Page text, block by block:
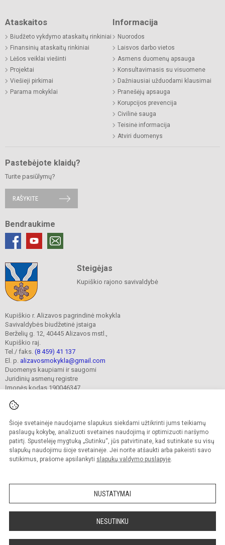
Šioje svetainėje naudojame slapukus siekdami užtikrinti jums teikiamų
paslaugų kokybę, analizuoti svetainės naudojimą ir optimizuoti naršymo
patirtį. Spustelėję mygtuką „Sutinku“, jūs patvirtinate, kad sutinkate su visų
slapukų naudojimu šioje svetainėje. Jei norite atšaukti arba pakeisti savo
sutikimus, prašome apsilankyti slapukų valdymo puslapyje.
NUSTATYMAI
NESUTINKU
Ataskaitos
Biudžeto vykdymo ataskaitų rinkiniai
Finansinių ataskaitų rinkiniai
Lėšos veiklai viešinti
Projektai
Viešieji pirkimai
Parama mokyklai
Informacija
Nuorodos
Laisvos darbo vietos
Asmens duomenų apsauga
Konsultavimasis su visuomene
Dažniausiai užduodami klausimai
Pranešėjų apsauga
Korupcijos prevencija
Civilinė sauga
Teisinė informacija
Atviri duomenys
Pastebėjote klaidų?
Turite pasiūlymų?
RAŠYKITE
Bendraukime
Steigėjas
Kupiškio rajono savivaldybė
Kupiškio r. Alizavos pagrindinė mokykla
Savivaldybės biudžetinė įstaiga
Berželių g. 12, 40445 Alizavos mstl.,
Kupiškio raj.
Tel./ faks. (8 459) 41 137
El. p. alizavosmokykla@gmail.com
Duomenys kaupiami ir saugomi
Juridinių asmenų registre
Įmonės kodas 190046347
© 2023. Kupiškio r. Alizavos pagrindinė mokykla. Visos teisės saugomos.
Kopijuoti turinį be raštiško įstaigos administracijos sutikimo griežtai draudžiama.
Prieinamumo paraiška Slapukų valdymas
Sumanus būdas atnaujinti